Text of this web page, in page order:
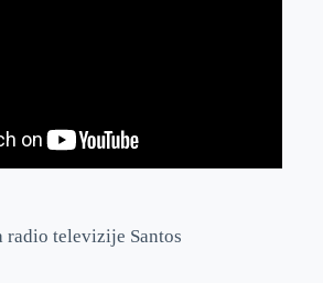
radio televizije Santos